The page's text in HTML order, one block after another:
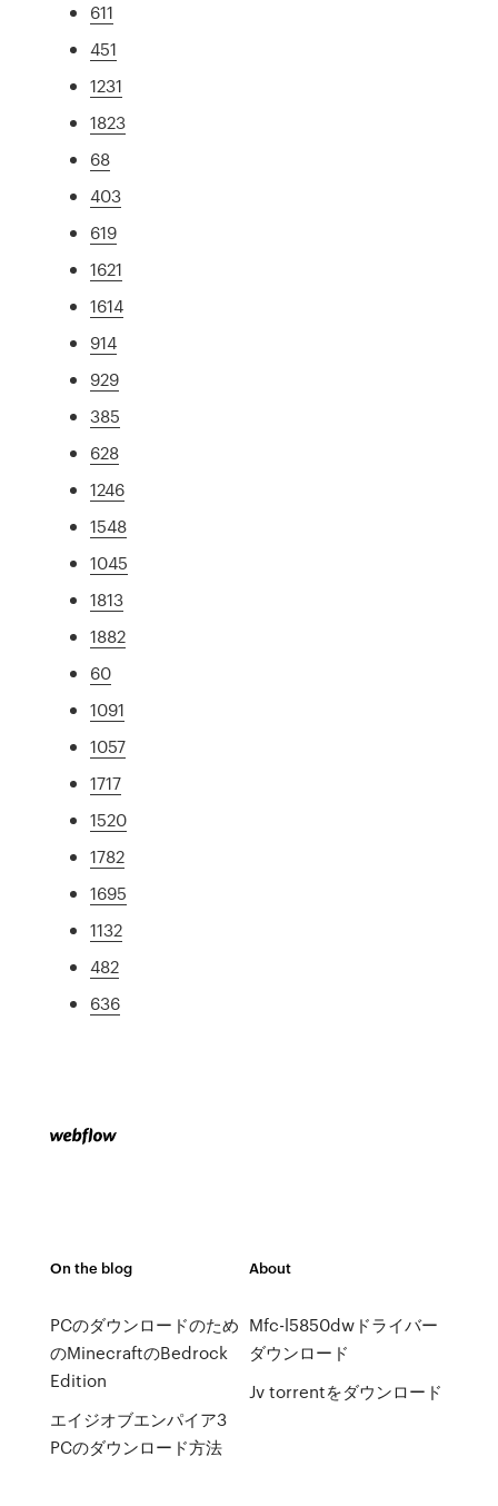
611
451
1231
1823
68
403
619
1621
1614
914
929
385
628
1246
1548
1045
1813
1882
60
1091
1057
1717
1520
1782
1695
1132
482
636
On the blog
PCのダウンロードのため
のMinecraftのBedrock
Edition
エイジオブエンパイア3
PCのダウンロード方法
About
Mfc-l5850dwドライバー
ダウンロード
Jv torrentをダウンロード